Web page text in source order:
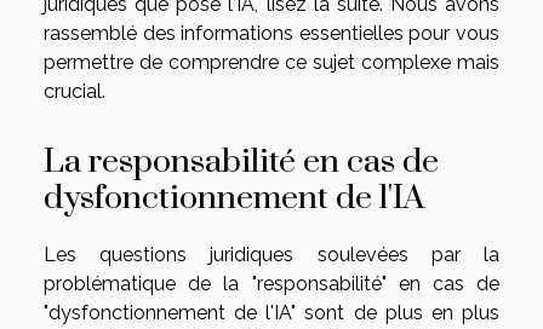
rassemblé des informations essentielles pour vous
permettre de comprendre ce sujet complexe mais
crucial.
La responsabilité en cas de
dysfonctionnement de l'IA
Les questions juridiques soulevées par la
problématique de la "responsabilité" en cas de
"dysfonctionnement de l'IA" sont de plus en plus